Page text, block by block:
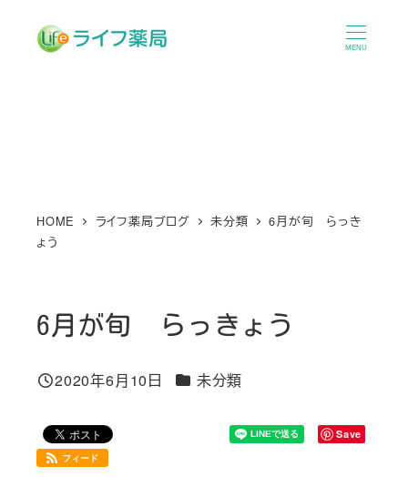
MENU
HOME ライフ薬局ブログ 未分類
6月が旬 らっき
ょう
6月が旬 らっきょう
投稿日
2020年6月10日 カテゴリー
未分類
Save
フィード